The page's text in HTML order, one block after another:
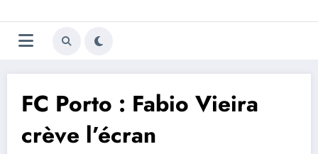
au
contenu
Trivela
L'actualité du football
FC Porto : Fabio Vieira
crève l’écran